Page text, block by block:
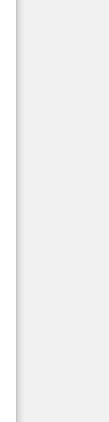
& Mei 2026